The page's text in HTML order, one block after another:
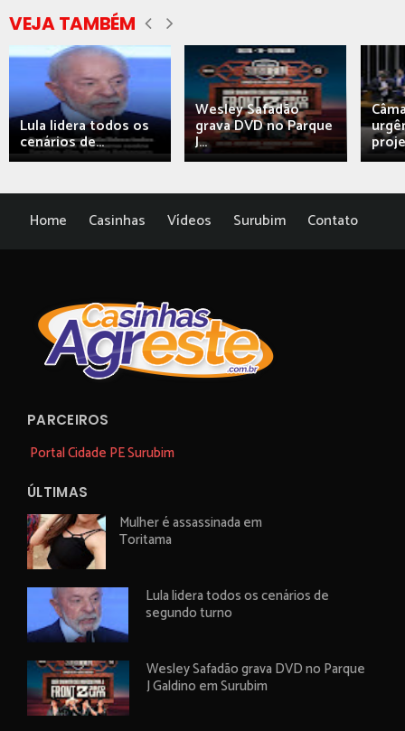
VEJA TAMBÉM
Lula lidera todos os
cenários de...
Wesley Safadão
grava DVD no Parque
J...
Home Casinhas Vídeos Surubim Contato
PARCEIROS
Portal Cidade PE Surubim
ÚLTIMAS
Mulher é assassinada em
Toritama
Lula lidera todos os cenários de
segundo turno
Wesley Safadão grava DVD no Parque
J Galdino em Surubim